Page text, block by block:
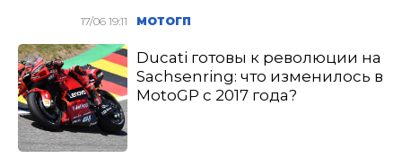
17/06 19:11 МОТОГП
Ducati готовы к революции на
Sachsenring: что изменилось в
MotoGP с 2017 года?